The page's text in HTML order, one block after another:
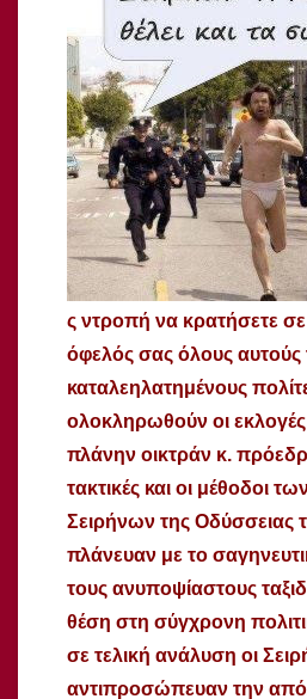
ς ντροπή να κρατήσετε
όφελός σας όλους αυτούς
καταλεηλατημένους
ολοκληρωθούν οι
πλάνην οικτράν κ.
τακτικές και οι μέθοδοι
Σειρήνων της Οδύσσειας
πλάνευαν με το
τους ανυποψίαστους
θέση στη σύγχρονη
σε τελική ανάλυση οι
αντιπροσώπευαν την